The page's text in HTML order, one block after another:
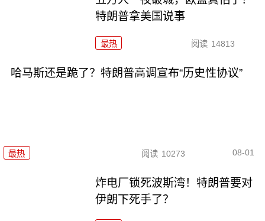
特朗普拿美国说事
最热 阅读 14813
哈马斯还是跪了？特朗普高调宣布“历史性协议”
最热 阅读 10273 08-01
炸电厂锁死波斯湾！特朗普要对
伊朗下死手了？